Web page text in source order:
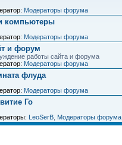
Модераторы форума
компьютеры
Модераторы форума
и форум
работы сайта и форума
Модераторы форума
флуда
Модераторы форума
Го
LeoSerB Модераторы форума